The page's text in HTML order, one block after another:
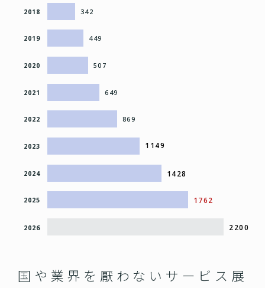
342
2018
449
2019
507
2020
649
2021
869
2022
1149
2023
1428
2024
1762
2025
2200
2026
国や業界を厭わないサービス展